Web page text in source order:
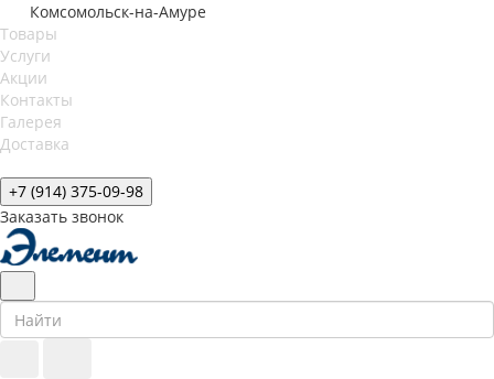
Комсомольск-на-Амуре
Товары
Услуги
Акции
Контакты
Галерея
Доставка
+7 (914) 375-09-98
Заказать звонок